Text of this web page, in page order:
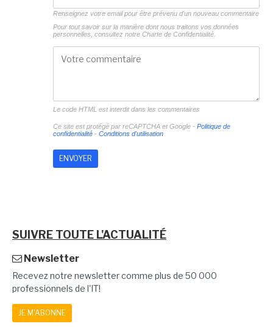
Renseignez votre email pour être prévenu d'un nouveau commentaire
Pour tout savoir sur la manière dont nous traitons vos données
personnelles, consultez notre Charte de Confidentialité.
Le code HTML est interdit dans les commentaires
Ce site est protégé par reCAPTCHA et Google - Politique de
confidentialité- Conditions d'utilisation
SUIVRE TOUTE L'ACTUALITÉ
Newsletter
Recevez notre newsletter comme plus de 50 000
professionnels de l'IT!
JE M'ABONNE